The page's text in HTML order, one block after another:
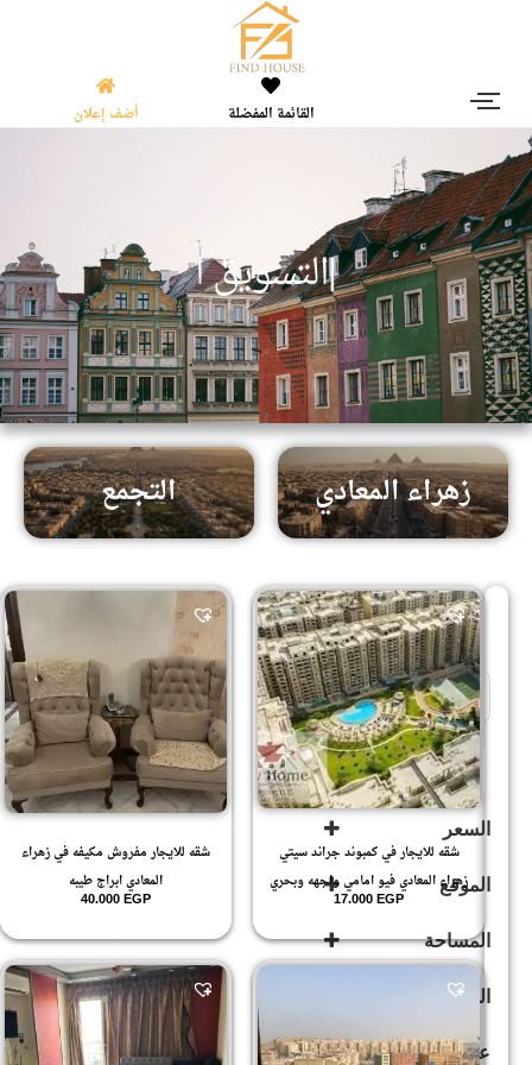
القائمة المفضلة أضف إعلان
التسويقالعقا |
زهراء المعادي التجمع
Sort Products
للإيجار (268)
للبيع (503)
السعر
الموقع
الحي
الشطر
السابع
(6)
الشطر
المساحة
110
115
الدور
.2
عدد الحمامات
شقه للايجار في كمبوند جراند سيتي
زهراء المعادي فيو امامي واجهه وبحري
17.000EGP
شقه للايجار مفروش مكيفه في زهراء
المعادي ابراج طيبه
40.000EGP